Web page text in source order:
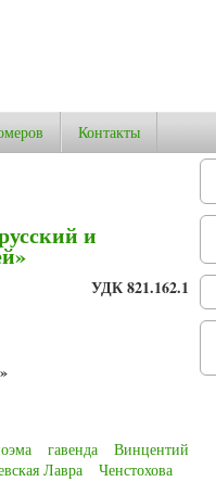
Контакты
и
УДК 821.162.1
гавенда
Винцентий
Лавра Ченстохова